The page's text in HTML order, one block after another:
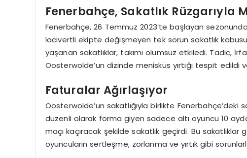
Fenerbahçe, Sakatlık Rüzgarıyla
Fenerbahçe, 26 Temmuz 2023’te başlayan
lacivertli ekipte değişmeyen tek sorun sakatlık
yaşanan sakatlıklar, takımı olumsuz etkiledi. Tadic,
Oosterwolde’un dizinde menisküs yırtığı tespit edildi
Faturalar Ağırlaşıyor
Oosterwolde’un sakatlığıyla birlikte
düzenli olarak forma giyen sadece altı oyuncu 10
maçı kaçıracak şekilde sakatlık geçirdi. Bu
oyuncuların sertleşme, zorlanma ve yırtık gibi